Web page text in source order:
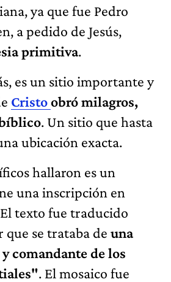
ya que fue Pedro
a pedido de Jesús,
primitiva.
es un sitio importante y
Cristoobró milagros,
. Un sitio que hasta
ubicación exacta.
hallaron es un
una inscripción en
texto fue traducido
se trataba de una
comandante de los
. El mosaico fue